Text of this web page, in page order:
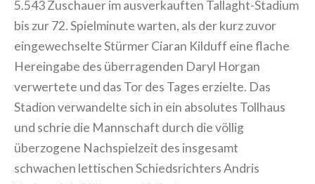
5.543 Zuschauer im ausverkauften Tallaght-Stadium
bis zur 72. Spielminute warten, als der kurz zuvor
eingewechselte Stürmer Ciaran Kilduff eine flache
Hereingabe des überragenden Daryl Horgan
verwertete und das Tor des Tages erzielte. Das
Stadion verwandelte sich in ein absolutes Tollhaus
und schrie die Mannschaft durch die völlig
überzogene Nachspielzeit des insgesamt
schwachen lettischen Schiedsrichters Andris